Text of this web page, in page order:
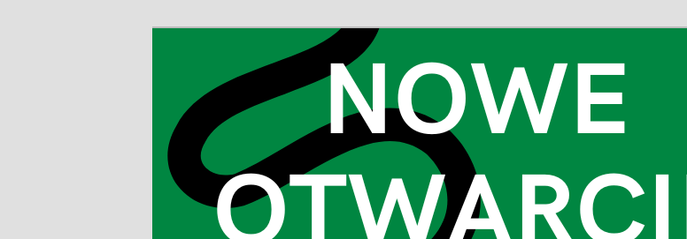
Klub Kręglarski Dziewiątka Wronki
Klub Kręglarski Dziewiątka Wronki